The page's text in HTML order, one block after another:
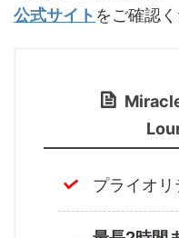
公式サイト をご確認
プライオ